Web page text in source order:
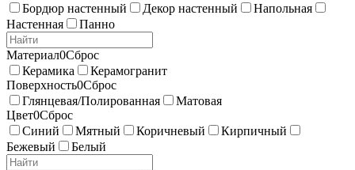
Бордюр настенный
Декор настенный
Напольная
Настенная
Панно
Материал0Сброс
Керамика
Керамогранит
Поверхность0Сброс
Глянцевая/Полированная
Матовая
Цвет0Сброс
Синий
Мятный Коричневый
Кирпичный
Бежевый
Белый